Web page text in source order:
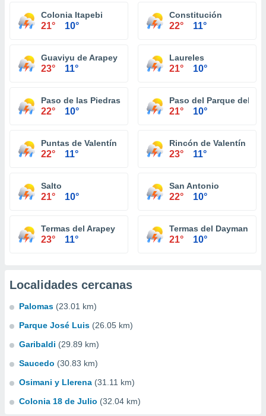
Colonia Itapebi
21° 10°
Constitución
22° 11°
Guaviyu de Arapey
23° 11°
Laureles
21° 10°
Paso de las Piedras de Arerungua
22° 10°
Paso del Parque del
21° 10°
Puntas de Valentín
22° 11°
Rincón de Valentín
23° 11°
Salto
21° 10°
San Antonio
22° 10°
Termas del Arapey
23° 11°
Termas del Dayman
21° 10°
Localidades cercanas
Palomas (23.01 km)
Parque José Luis (26.05 km)
Garibaldi (29.89 km)
Saucedo (30.83 km)
Osimani y Llerena (31.11 km)
Colonia 18 de Julio (32.04 km)